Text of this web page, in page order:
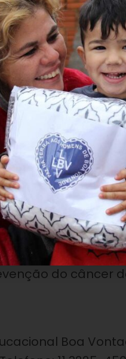
da Entidade
especial em
estão
azul (cor da
de ações de
pela Vida, a
e orienta a
de
do câncer
Boa